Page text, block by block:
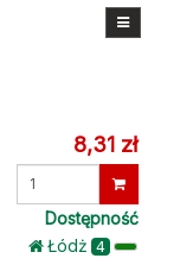
8,31 zł
Wprowadź
Dostępność
Łódż 4